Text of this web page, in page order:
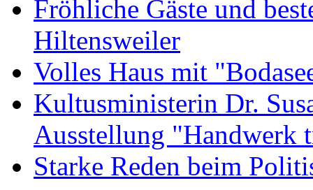
Fröhliche Gäste und
Hiltensweiler
Volles Haus mit
Kultusministerin Dr.
Ausstellung "Handwerk
Starke Reden beim